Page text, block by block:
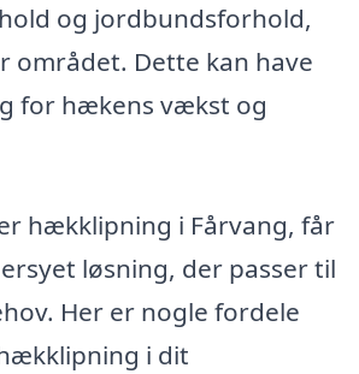
og jordbundsforhold,
området. Dette kan have
for hækens vækst og
hækklipning i Fårvang, får
løsning, der passer til
Her er nogle fordele
i dit